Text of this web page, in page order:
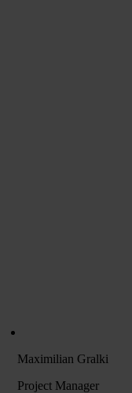
Maximilian Gralki
Project Manager